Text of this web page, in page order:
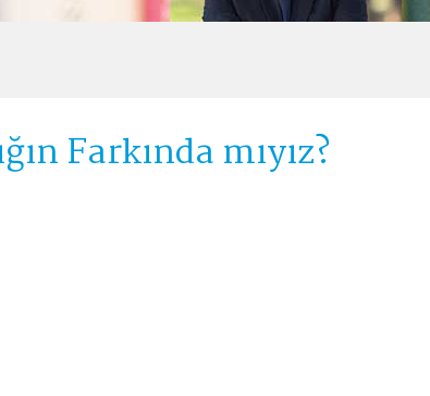
Farkında mıyız?